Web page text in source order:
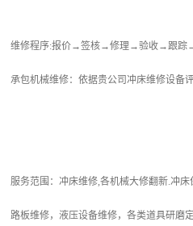
维修程序:报价→签核→修理→验收→跟踪→
承包机械维修：依据贵公司冲床维修设备
服务范围：冲床维修,各机械大修翻新.冲
路板维修，液压设备维修，各类道具研磨